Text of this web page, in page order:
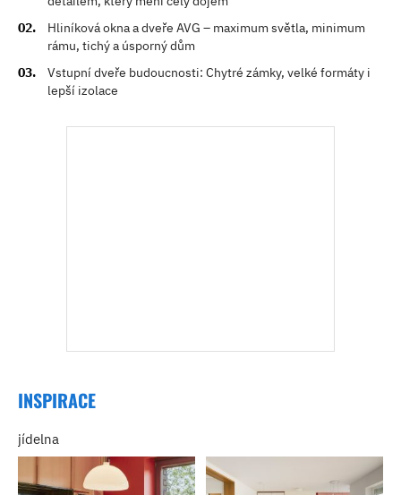
Hliníková okna a dveře AVG – maximum světla, minimum
rámu, tichý a úsporný dům
Vstupní dveře budoucnosti: Chytré zámky, velké formáty i
lepší izolace
INSPIRACE
jídelna